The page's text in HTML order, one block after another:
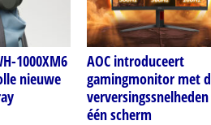
1000XM6
nieuwe
AOC introduceert
gamingmonitor met
één scherm